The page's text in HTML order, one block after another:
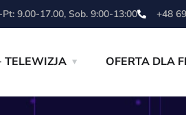
Pt: 9.00-17.00, Sob. 9:00-13:00 +48
TELEWIZJA OFERTA DLA